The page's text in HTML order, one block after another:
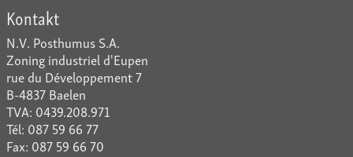
Kontakt
N.V. Posthumus S.A.
Zoning industriel d'Eupen
rue du Développement 7
B-4837 Baelen
TVA: 0439.208.971
Tél: 087 59 66 77
Fax: 087 59 66 70